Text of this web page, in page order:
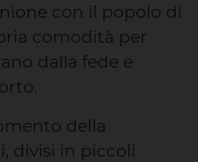
con il popolo di
comodità per
dalla fede e
della
divisi in piccoli